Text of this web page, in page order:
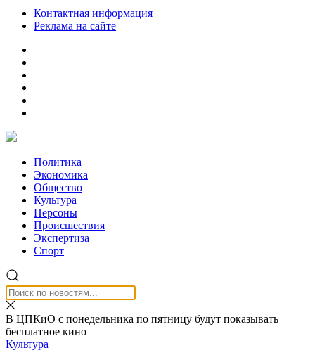
Контактная информация
Реклама на сайте
Политика
Экономика
Общество
Культура
Персоны
Происшествия
Экспертиза
Спорт
В ЦПКиО с понедельника по пятницу будут показывать
бесплатное кино
Культура